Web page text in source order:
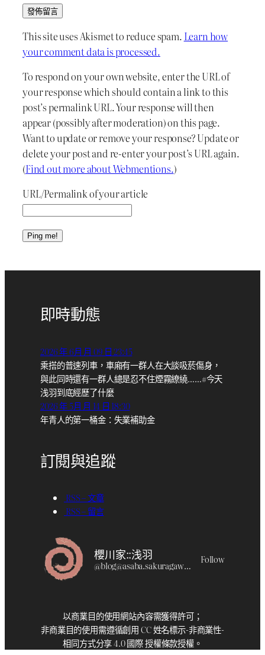
This site uses Akismet to reduce spam. Learn how
your comment data is processed.
To respond on your own website, enter the URL of
your response which should contain a link to this
post’s permalink URL. Your response will then
appear (possibly after moderation) on this page.
Want to update or remove your response? Update or
delete your post and re-enter your post’s URL again.
(Find out more about Webmentions.)
URL/Permalink of your article
即時動態
2026 年 6月 月 09 日 23:45
乘搭的普速列車，車廂有一群人在大談吸菸傷身，
與此同時還有一群人總是忍不住煙霧繚繞……#今天
浅羽到底經歷了什麼
2026 年 5月 月 14 日 18:30
年青人的第一桶金：失業補助金
訂閱與追蹤
RSS – 文章
RSS – 留言
櫻川家::浅羽
@blog@asaba.sakuragawa.moe Follow
以商業目的使用網站內容需獲得許可；
非商業目的使用需遵循創用 CC 姓名標示-非商業性-
相同方式分享 4.0 國際 授權條款授權。